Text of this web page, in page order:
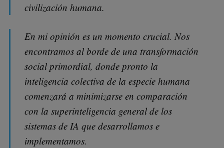
civilización humana.
En mi opinión es un momento crucial. Nos
encontramos al borde de una transformación
social primordial, donde pronto la
inteligencia colectiva de la especie humana
comenzará a minimizarse en comparación
con la superinteligencia general de los
sistemas de IA que desarrollamos e
implementamos.